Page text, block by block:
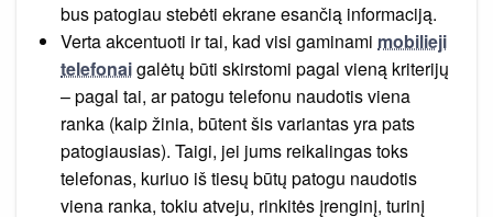
bus patogiau stebėti ekrane esančią informaciją.
Verta akcentuoti ir tai, kad visi gaminami mobilieji
telefonaigalėtų būti skirstomi pagal vieną kriterijų
– pagal tai, ar patogu telefonu naudotis viena
ranka (kaip žinia, būtent šis variantas yra pats
patogiausias). Taigi, jei jums reikalingas toks
telefonas, kuriuo iš tiesų būtų patogu naudotis
viena ranka, tokiu atveju, rinkitės įrenginį, turinį